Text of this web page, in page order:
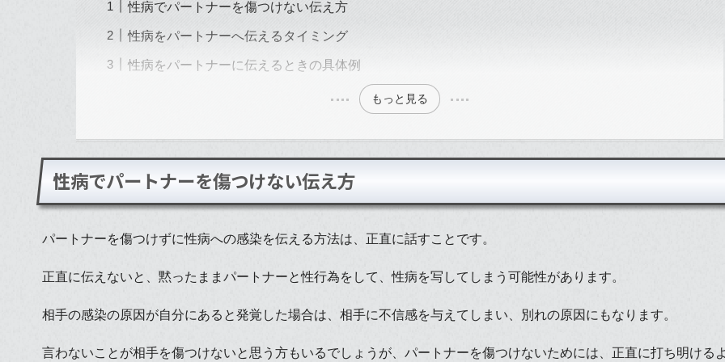
性病でパートナーを傷つけない伝え方
性病をパートナーへ伝えるタイミング
性病をパートナーに伝えるときの具体例
もっと見る
性病でパートナーを傷つけない伝え方
パートナーを傷つけずに性病への感染を伝える方法は、正直に話すことです。
正直に伝えないと、黙ったままパートナーと性行為をして、性病を写してしまう可能性があります。
相手の感染の原因が自分にあると発覚した場合は、相手に不信感を与えてしまい、別れの原因にもなります。
言わないことが相手を傷つけないと思う方もいるでしょうが、パートナーを傷つけないためには、正直に打ち明ける